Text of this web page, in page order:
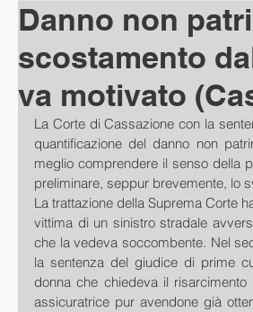
Danno non
scostamento
va motivato
La Corte di Cassazione con la
quantificazione del danno non
meglio comprendere il senso della
preliminare, seppur brevemente, lo
La trattazione della Suprema Corte
vittima di un sinistro stradale
che la vedeva soccombente. Nel
la sentenza del giudice di prime
donna che chiedeva il
assicuratrice pur avendone già